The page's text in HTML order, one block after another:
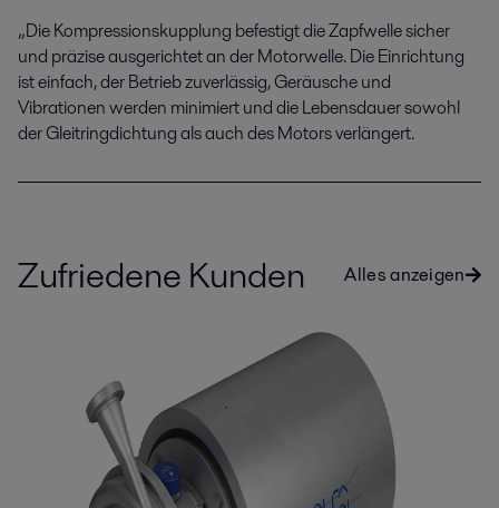
„Die Kompressionskupplung befestigt die Zapfwelle sicher
und präzise ausgerichtet an der Motorwelle. Die Einrichtung
ist einfach, der Betrieb zuverlässig, Geräusche und
Vibrationen werden minimiert und die Lebensdauer sowohl
der Gleitringdichtung als auch des Motors verlängert.
Zufriedene Kunden Alles anzeigen